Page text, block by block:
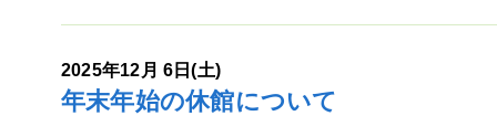
2025年12月 6日(土)
年末年始の休館について